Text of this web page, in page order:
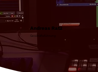
Andreas Ratz
Geschäftsführung